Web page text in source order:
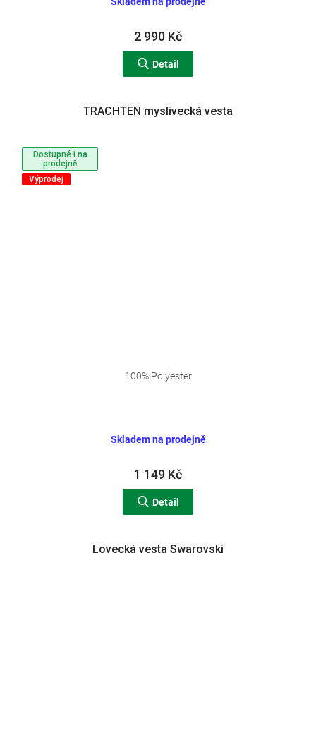
2 990 Kč
Detail
Dostupné i na
prodejně
Výprodej
TRACHTEN myslivecká vesta
Skladem na prodejně
1 149 Kč
Detail
100% Polyester
Lovecká vesta Swarovski